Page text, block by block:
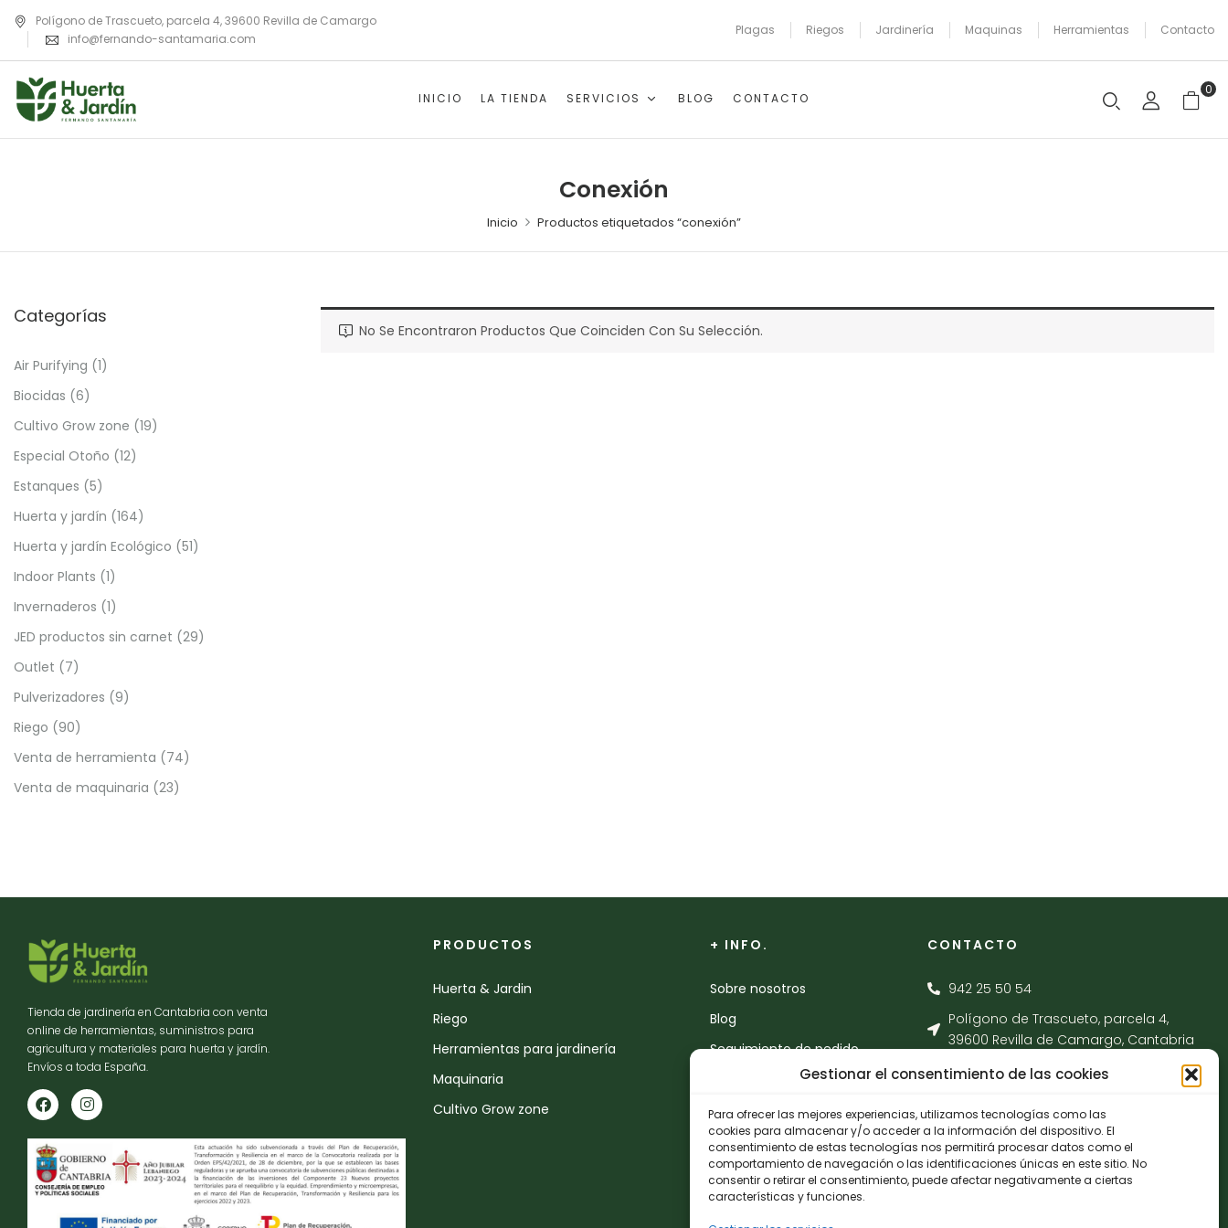
Gestionar el consentimiento de las cookies
Para ofrecer las mejores experiencias, utilizamos tecnologías como las
cookies para almacenar y/o acceder a la información del dispositivo. El
consentimiento de estas tecnologías nos permitirá procesar datos como el
comportamiento de navegación o las identificaciones únicas en este sitio. No
consentir o retirar el consentimiento, puede afectar negativamente a ciertas
características y funciones.
Polígono de Trascueto, parcela 4, 39600 Revilla de Camargo
info@fernando-santamaria.com
Plagas Riegos Jardinería Maquinas Herramientas Contacto
INICIO LA TIENDA SERVICIOS BLOG CONTACTO
0
Conexión
Inicio Productos etiquetados “conexión”
Categorías
Air Purifying (1)
Biocidas (6)
Cultivo Grow zone (19)
Especial Otoño (12)
Estanques (5)
Huerta y jardín (164)
Huerta y jardín Ecológico (51)
Indoor Plants (1)
Invernaderos (1)
JED productos sin carnet (29)
Outlet (7)
Pulverizadores (9)
Riego (90)
Venta de herramienta (74)
Venta de maquinaria (23)
No Se Encontraron Productos Que Coinciden Con Su Selección.
Tienda de jardinería en Cantabria con venta
online de herramientas, suministros para
agricultura y materiales para huerta y jardín.
Envíos a toda España.
PRODUCTOS
Huerta & Jardin
Riego
Herramientas para jardinería
Maquinaria
Cultivo Grow zone
+ INFO.
Sobre nosotros
Blog
Seguimiento de pedido
Contacto
CONTACTO
942 25 50 54
Polígono de Trascueto, parcela 4,
39600 Revilla de Camargo, Cantabria
info@fernando-santamaria.com